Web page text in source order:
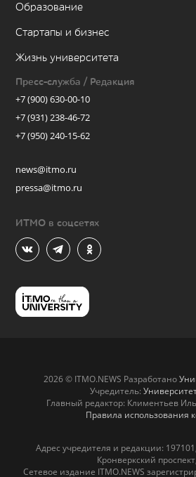
Образование
Стартапы и бизнес
Жизнь университета
Пресс-служба / Редакция
+7 (900) 630-00-10
+7 (931) 238-46-72
+7 (950) 240-15-62
news@itmo.ru
pressa@itmo.ru
ИТМО в соцсетях
2026 © ITMO.NEWS Разработано
Учредитель:
Главный редактор: Климентьев
Правила использования
Адрес учредителя и редакции:
Кронверкский
Сетевое издание ITMO.NEWS